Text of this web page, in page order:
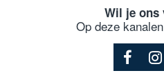
Wil je ons
Op deze